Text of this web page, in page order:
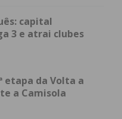
foi eleito presidente
de Ferreira do
numa eleição
capital
3 e atrai clubes
etapa da Volta a
a Camisola